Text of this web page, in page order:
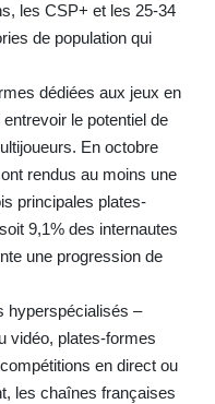
les CSP+ et les 25-34
de population qui
dédiées aux jeux en
le potentiel de
En octobre
rendus au moins une
principales plates-
9,1% des internautes
une progression de
hyperspécialisés –
vidéo, plates-formes
en direct ou
les chaînes françaises